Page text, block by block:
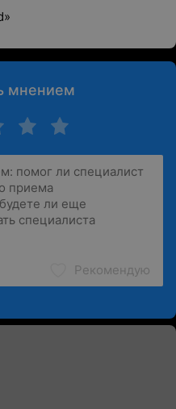
мнением
Рекомендую